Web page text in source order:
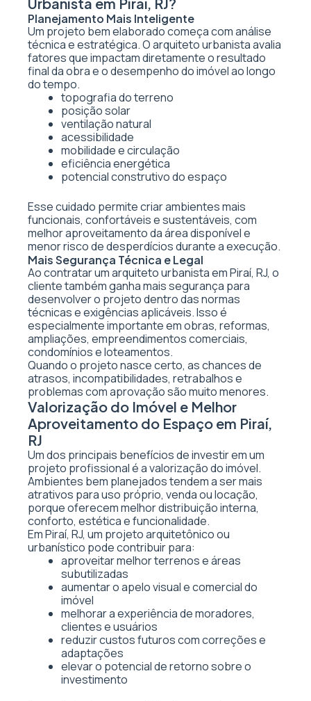
Planejamento Mais Inteligente
Um projeto bem elaborado começa com análise
técnica e estratégica. O arquiteto urbanista avalia
fatores que impactam diretamente o resultado
final da obra e o desempenho do imóvel ao longo
do tempo.
topografia do terreno
posição solar
ventilação natural
acessibilidade
mobilidade e circulação
eficiência energética
potencial construtivo do espaço
Esse cuidado permite criar ambientes mais
funcionais, confortáveis e sustentáveis, com
melhor aproveitamento da área disponível e
menor risco de desperdícios durante a execução.
Mais Segurança Técnica e Legal
Ao contratar um arquiteto urbanista em Piraí, RJ, o
cliente também ganha mais segurança para
desenvolver o projeto dentro das normas
técnicas e exigências aplicáveis. Isso é
especialmente importante em obras, reformas,
ampliações, empreendimentos comerciais,
condomínios e loteamentos.
Quando o projeto nasce certo, as chances de
atrasos, incompatibilidades, retrabalhos e
problemas com aprovação são muito menores.
Valorização do Imóvel e Melhor
Aproveitamento do Espaço em Piraí,
RJ
Um dos principais benefícios de investir em um
projeto profissional é a valorização do imóvel.
Ambientes bem planejados tendem a ser mais
atrativos para uso próprio, venda ou locação,
porque oferecem melhor distribuição interna,
conforto, estética e funcionalidade.
Em Piraí, RJ, um projeto arquitetônico ou
urbanístico pode contribuir para:
aproveitar melhor terrenos e áreas
subutilizadas
aumentar o apelo visual e comercial do
imóvel
melhorar a experiência de moradores,
clientes e usuários
reduzir custos futuros com correções e
adaptações
elevar o potencial de retorno sobre o
investimento